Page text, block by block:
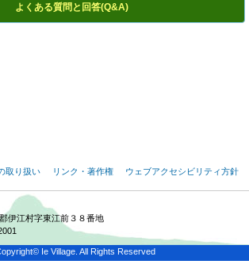
よくある質問と回答(Q&A)
取り扱い リンク・著作権
ウェブアクセシビリティ方針
伊江村字東江前３８番地
Ie Village. All Rights Reserved